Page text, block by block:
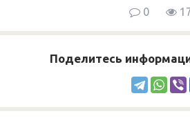
0
Поделитесь